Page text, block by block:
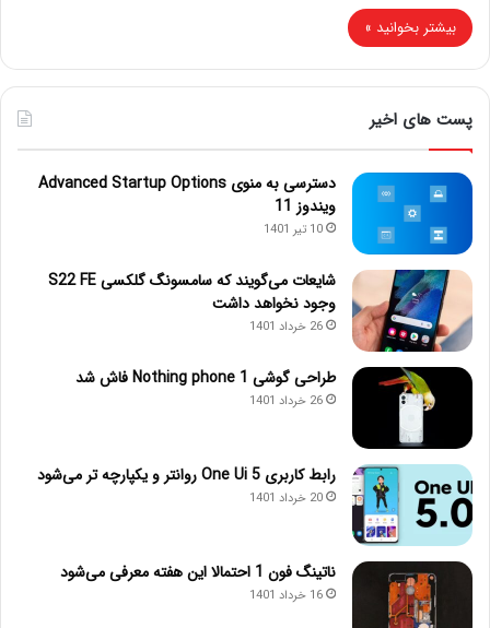
بیشتر بخوانید »
پست های اخیر
دسترسی به منوی Advanced Startup Options
ویندوز 11
10 تیر 1401
شایعات می‌گویند که سامسونگ گلکسی S22 FE
وجود نخواهد داشت
26 خرداد 1401
طراحی گوشی Nothing phone 1 فاش شد
26 خرداد 1401
رابط کاربری One Ui 5 روانتر و یکپارچه تر می‌شود
20 خرداد 1401
ناتینگ فون 1 احتمالا این هفته معرفی می‌شود
16 خرداد 1401